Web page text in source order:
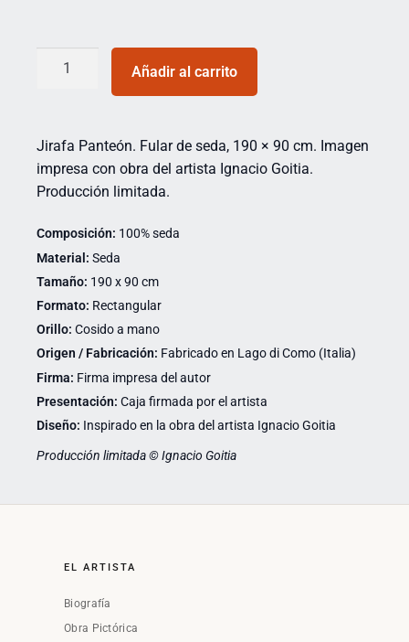
Añadir al carrito
Jirafa Panteón. Fular de seda, 190 × 90 cm. Imagen
impresa con obra del artista Ignacio Goitia.
Producción limitada.
Composición: 100% seda
Material: Seda
Tamaño: 190 x 90 cm
Formato: Rectangular
Orillo: Cosido a mano
Origen / Fabricación: Fabricado en Lago di Como (Italia)
Firma: Firma impresa del autor
Presentación: Caja firmada por el artista
Diseño: Inspirado en la obra del artista Ignacio Goitia
Producción limitada © Ignacio Goitia
EL ARTISTA
Biografía
Obra Pictórica